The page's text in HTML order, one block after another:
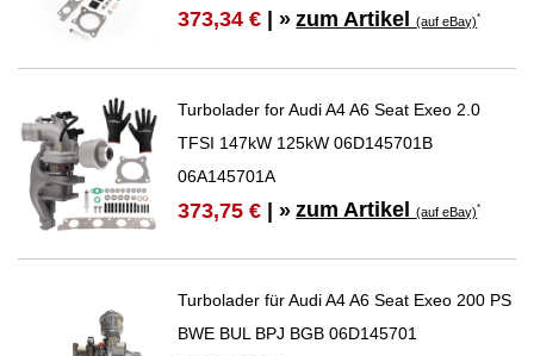
373,34 € | » zum Artikel(auf eBay)*
Turbolader for Audi A4 A6 Seat Exeo 2.0
TFSI 147kW 125kW 06D145701B
06A145701A
373,75 € | » zum Artikel(auf eBay)*
Turbolader für Audi A4 A6 Seat Exeo 200 PS
BWE BUL BPJ BGB 06D145701